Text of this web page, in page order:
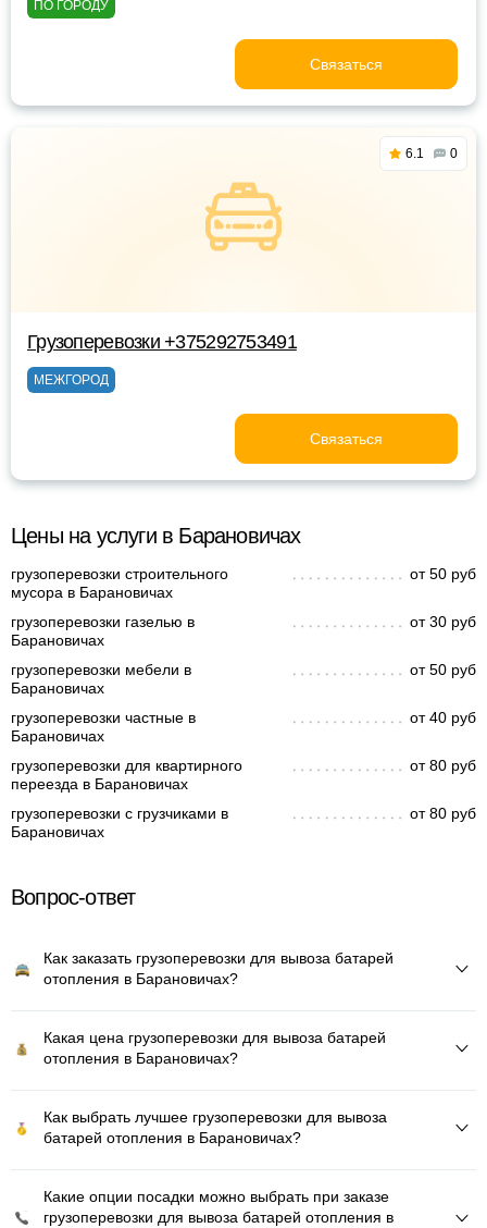
ПО ГОРОДУ
Связаться
6.1 0
Грузоперевозки +375292753491
МЕЖГОРОД
Связаться
Цены на услуги в Барановичах
грузоперевозки строительного
мусора в Барановичах
от 50 руб
грузоперевозки газелью в
Барановичах
от 30 руб
грузоперевозки мебели в
Барановичах
от 50 руб
грузоперевозки частные в
Барановичах
от 40 руб
грузоперевозки для квартирного
переезда в Барановичах
от 80 руб
грузоперевозки с грузчиками в
Барановичах
от 80 руб
Вопрос-ответ
Как заказать грузоперевозки для вывоза батарей
отопления в Барановичах?
Какая цена грузоперевозки для вывоза батарей
отопления в Барановичах?
Как выбрать лучшее грузоперевозки для вывоза
батарей отопления в Барановичах?
Какие опции посадки можно выбрать при заказе
грузоперевозки для вывоза батарей отопления в